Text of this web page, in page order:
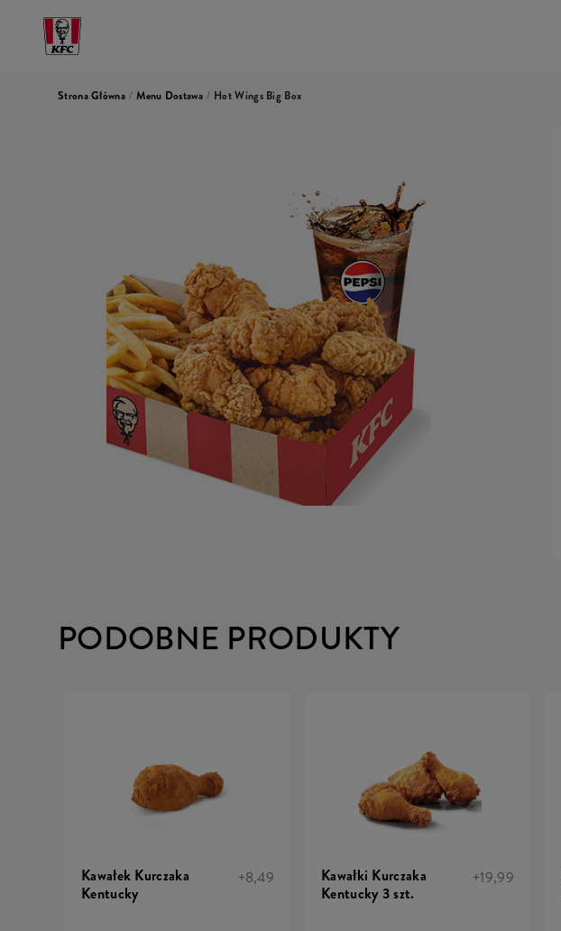
Strona Główna / Menu Dostawa / Hot Wings Big Box
PODOBNE PRODUKTY
Kawałek Kurczaka
Kentucky
+8,49
Kawałki Kurczaka
Kentucky 3 szt.
+19,99